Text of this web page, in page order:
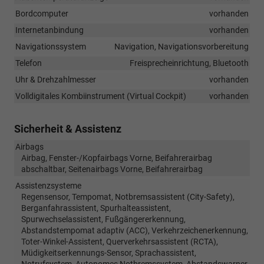
Bordcomputer
vorhanden
Internetanbindung
vorhanden
Navigationssystem
Navigation, Navigationsvorbereitung
Telefon
Freisprecheinrichtung, Bluetooth
Uhr & Drehzahlmesser
vorhanden
Volldigitales Kombiinstrument (Virtual Cockpit)
vorhanden
Sicherheit & Assistenz
Airbags
Airbag, Fenster-/Kopfairbags Vorne, Beifahrerairbag
abschaltbar, Seitenairbags Vorne, Beifahrerairbag
Assistenzsysteme
Regensensor, Tempomat, Notbremsassistent (City-Safety),
Berganfahrassistent, Spurhalteassistent,
Spurwechselassistent, Fußgängererkennung,
Abstandstempomat adaptiv (ACC), Verkehrzeichenerkennung,
Toter-Winkel-Assistent, Querverkehrsassistent (RCTA),
Müdigkeitserkennungs-Sensor, Sprachassistent,